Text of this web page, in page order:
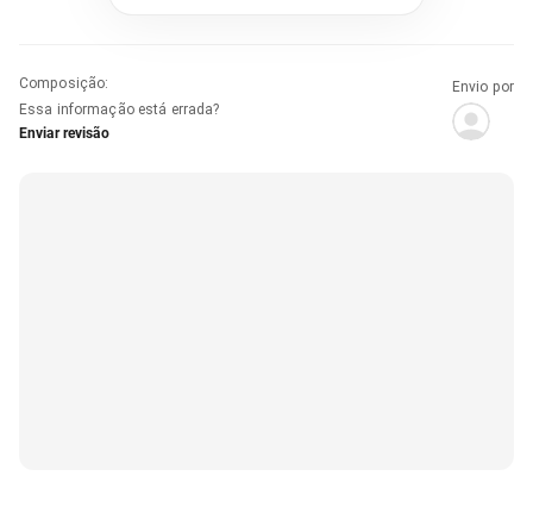
Composição:
Essa informação está errada?
Enviar revisão
Envio por